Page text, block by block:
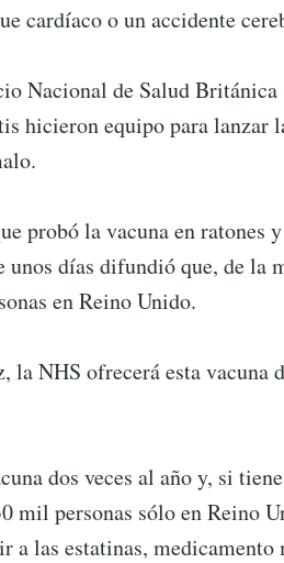
cardíaco o un accidente
Nacional de Salud
hicieron equipo para lanzar
probó la vacuna en ratones
días difundió que, de la
en Reino Unido.
la NHS ofrecerá esta vacuna
dos veces al año y, si
mil personas sólo en Reino
a las estatinas,